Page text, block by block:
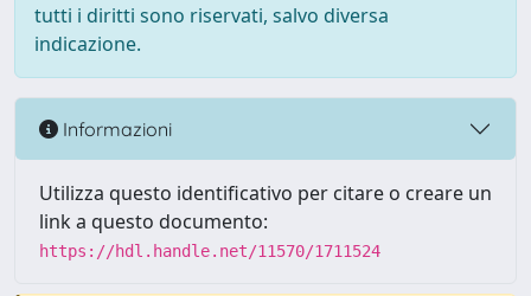
tutti i diritti sono riservati, salvo diversa
indicazione.
Informazioni
Utilizza questo identificativo per citare o creare un
link a questo documento:
https://hdl.handle.net/11570/1711524